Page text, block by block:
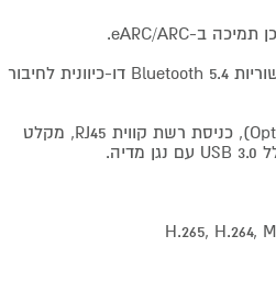
אלחוטי: Wi-Fi 5 - תקן מתקדם לתקשורת אלחוטית. קישוריות Bluetooth 5.4 דו-כיוונית לחיבור
חיבורים נוספים: יציאת שמע דיגיטלית אופטית (Optical out), כניסת רשת קווית RJ45, מקלט